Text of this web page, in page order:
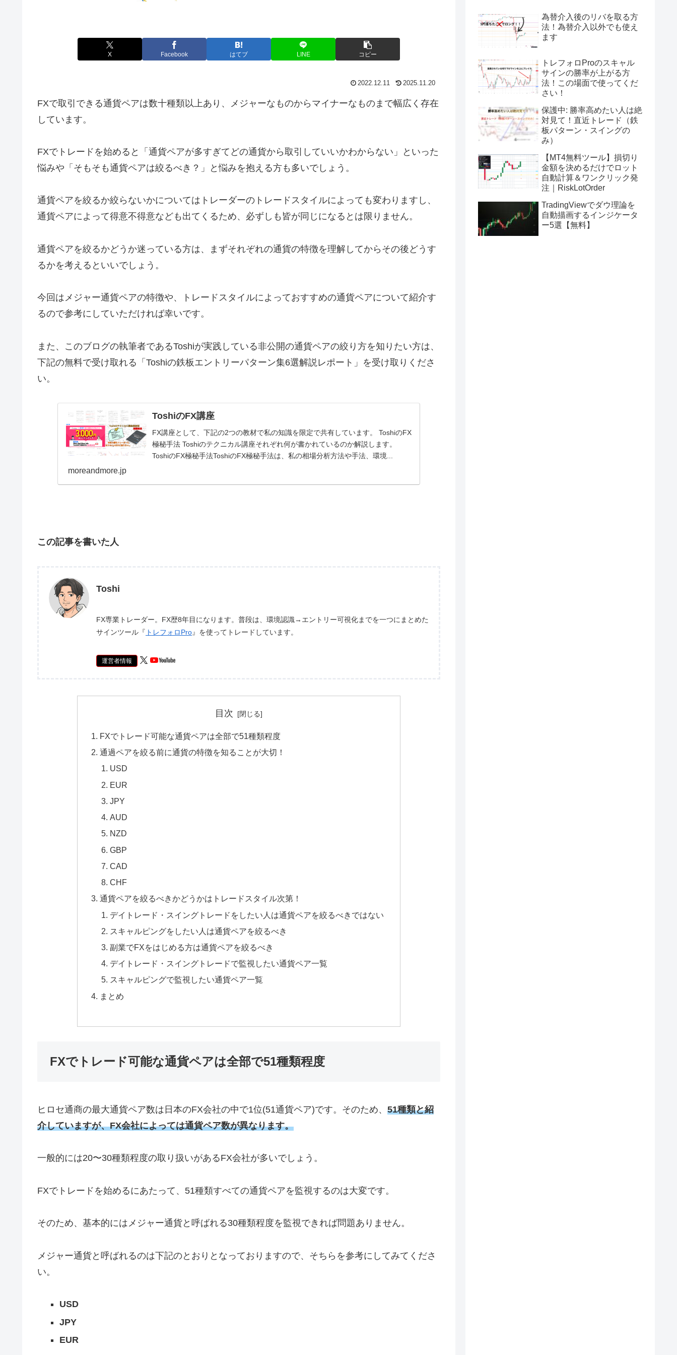
X Facebook はてブ LINE コピー
2022.12.11 2025.11.20
FXで取引できる通貨ペアは数十種類以上あり、メジャーなものからマイナーなものまで幅広く存在
しています。
FXでトレードを始めると「通貨ペアが多すぎてどの通貨から取引していいかわからない」といった
悩みや「そもそも通貨ペアは絞るべき？」と悩みを抱える方も多いでしょう。
通貨ペアを絞るか絞らないかについてはトレーダーのトレードスタイルによっても変わりますし、
通貨ペアによって得意不得意なども出てくるため、必ずしも皆が同じになるとは限りません。
通貨ペアを絞るかどうか迷っている方は、まずそれぞれの通貨の特徴を理解してからその後どうす
るかを考えるといいでしょう。
今回はメジャー通貨ペアの特徴や、トレードスタイルによっておすすめの通貨ペアについて紹介す
るので参考にしていただければ幸いです。
また、このブログの執筆者であるToshiが実践している非公開の通貨ペアの絞り方を知りたい方は、
下記の無料で受け取れる「Toshiの鉄板エントリーパターン集6選解説レポート」を受け取りくださ
い。
ToshiのFX講座
FX講座として、下記の2つの教材で私の知識を限定で共有しています。 ToshiのFX
極秘手法 Toshiのテクニカル講座それぞれ何が書かれているのか解説します。
ToshiのFX極秘手法ToshiのFX極秘手法は、私の相場分析方法や手法、環境...
moreandmore.jp
この記事を書いた人
Toshi
FX専業トレーダー。FX歴8年目になります。普段は、環境認識→エントリー可視化までを一つにまとめた
サインツール『 トレフォロPro』を使ってトレードしています。
運営者情報
目次
FXでトレード可能な通貨ペアは全部で51種類程度
通過ペアを絞る前に通貨の特徴を知ることが大切！
USD
EUR
JPY
AUD
NZD
GBP
CAD
CHF
通貨ペアを絞るべきかどうかはトレードスタイル次第！
デイトレード・スイングトレードをしたい人は通貨ペアを絞るべきではない
スキャルピングをしたい人は通貨ペアを絞るべき
副業でFXをはじめる方は通貨ペアを絞るべき
デイトレード・スイングトレードで監視したい通貨ペア一覧
スキャルピングで監視したい通貨ペア一覧
まとめ
FXでトレード可能な通貨ペアは全部で51種類程度
ヒロセ通商の最大通貨ペア数は日本のFX会社の中で1位(51通貨ペア)です。そのため、 51種類と紹
介していますが、FX会社によっては通貨ペア数が異なります。
一般的には20〜30種類程度の取り扱いがあるFX会社が多いでしょう。
FXでトレードを始めるにあたって、51種類すべての通貨ペアを監視するのは大変です。
そのため、基本的にはメジャー通貨と呼ばれる30種類程度を監視できれば問題ありません。
メジャー通貨と呼ばれるのは下記のとおりとなっておりますので、そちらを参考にしてみてくださ
い。
USD
JPY
EUR
為替介入後のリバを取る方
法！為替介入以外でも使え
ます
トレフォロProのスキャル
サインの勝率が上がる方
法！この場面で使ってくだ
さい！
保護中: 勝率高めたい人は絶
対見て！直近トレード（鉄
板パターン・スイングの
み）
【MT4無料ツール】損切り
金額を決めるだけでロット
自動計算＆ワンクリック発
注｜RiskLotOrder
TradingViewでダウ理論を
自動描画するインジケータ
ー5選【無料】